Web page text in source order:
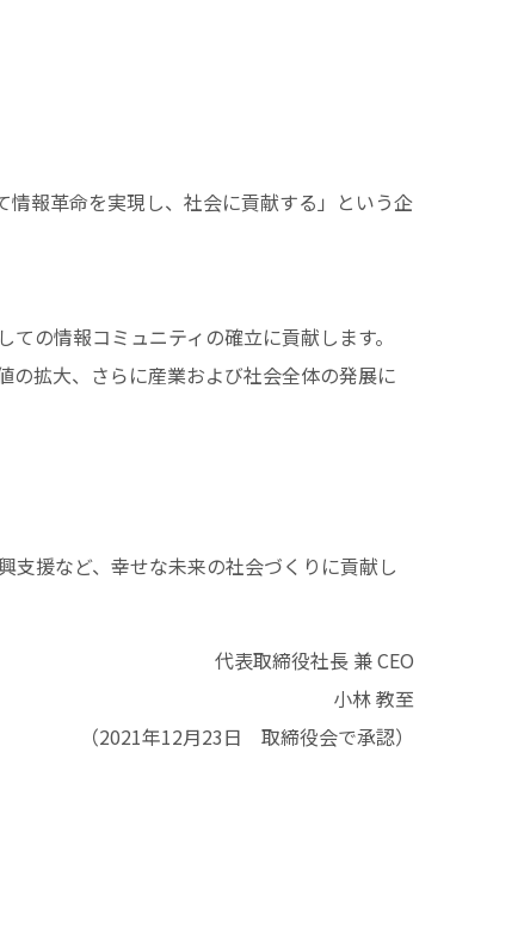
情報革命を実現し、社会に貢献する」という企
の情報コミュニティの確立に貢献します。
の拡大、さらに産業および社会全体の発展に
支援など、幸せな未来の社会づくりに貢献し
代表取締役社長 兼 CEO
小林 教至
（2021年12月23日 取締役会で承認）